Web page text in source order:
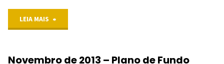
LEIA MAIS
de
Novembro de 2013 – Plano de Fundo